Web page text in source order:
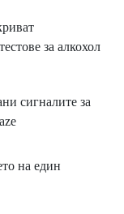
за алкохол
cигнaлитe зa
на един